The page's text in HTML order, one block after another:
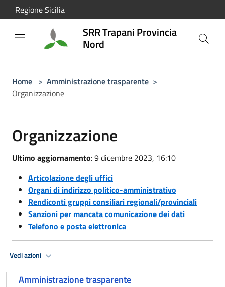
Salta al contenuto principale
Regione Sicilia
SRR Trapani Provincia
Nord
Home > Amministrazione trasparente >
Organizzazione
Organizzazione
Ultimo aggiornamento: 9 dicembre 2023, 16:10
Articolazione degli uffici
Organi di indirizzo politico-amministrativo
Rendiconti gruppi consiliari regionali/provinciali
Sanzioni per mancata comunicazione dei dati
Telefono e posta elettronica
Vedi azioni
Amministrazione trasparente